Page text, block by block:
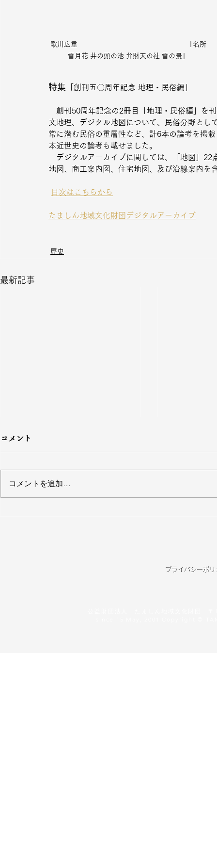
歌川広重　　　　　　　　　　　　　　　　「名所
雪月花 井の頭の池 弁財天の社 雪の景」
特集 「創刊五〇周年記念 地理・民俗編」
創刊50周年記念の2冊目「地理・民俗編」を
文地理、デジタル地図について、民俗分野とし
常に潜む民俗の重層性など、計6本の論考を掲
本近世史の論考も載せました。
デジタルアーカイブに関しては、「地図」22
地図、商工案内図、住宅地図、及び沿線案内を
目次はこちらから
たましん地域文化財団デジタルアーカイブ
歴史
最新記事
コメント
コメントを追加…
プライバシーポリ